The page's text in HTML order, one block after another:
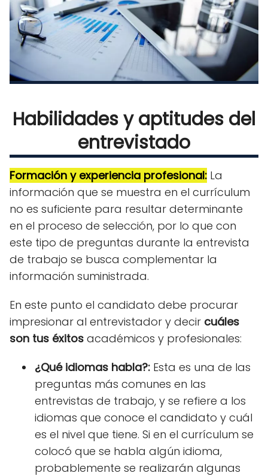
Habilidades y aptitudes del
entrevistado
Formación y experiencia profesional: La
información que se muestra en el currículum
no es suficiente para resultar determinante
en el proceso de selección, por lo que con
este tipo de preguntas durante la entrevista
de trabajo se busca complementar la
información suministrada.
En este punto el candidato debe procurar
impresionar al entrevistador y decir cuáles
son tus éxitos académicos y profesionales:
¿Qué idiomas habla?: Esta es una de las
preguntas más comunes en las
entrevistas de trabajo, y se refiere a los
idiomas que conoce el candidato y cuál
es el nivel que tiene. Si en el currículum se
colocó que se habla algún idioma,
probablemente se realizarán algunas